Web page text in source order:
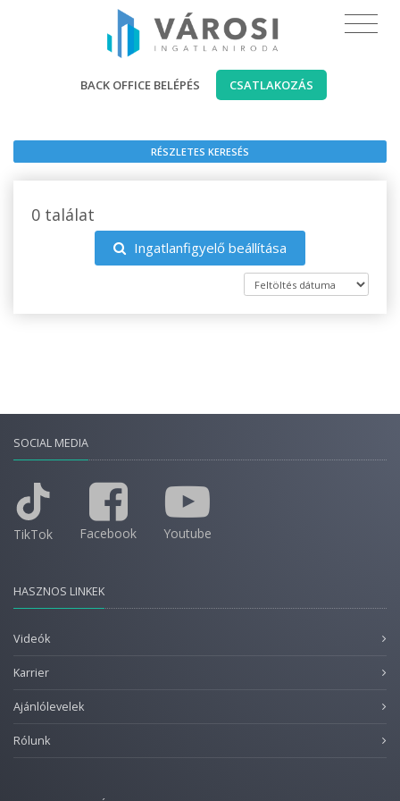
BACK OFFICE BELÉPÉS CSATLAKOZÁS
RÉSZLETES KERESÉS
0 találat
Ingatlanfigyelő beállítása
SOCIAL MEDIA
TikTok Facebook Youtube
HASZNOS LINKEK
Videók
Karrier
Ajánlólevelek
Rólunk